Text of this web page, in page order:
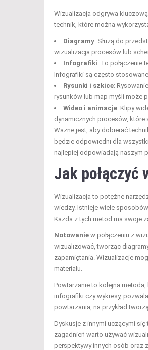
Wizualizacja odgrywa
technik, które można
Diagramy: Służą do
wizualizacja procesów lub
Infografiki: To połączenie
Infografiki są często
Rysunki i szkice:
rysunków lub map myśli może
Wideo i animacje: Klipy
dynamicznych procesów, które
Ważne jest, aby dobierać
będzie odpowiedni dla
najlepiej odpowiadają naszym
Jak połączyć
Wizualizacja to potężne
wiedzy. Istnieje wiele
Każda z tych metod ma swoje
Notowanie w połączeniu z
wizualizować, tworząc
zapamiętania. Wizualizacje
materiału.
Powtarzanie to kolejna
infografiki czy wykresy,
powtarzania, na przykład
Dyskusje z innymi uczącymi
zagadnień warto używać
perspektywy innych osób oraz